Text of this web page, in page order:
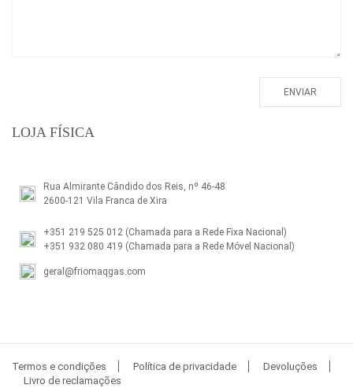
LOJA FÍSICA
Rua Almirante Cândido dos Reis, nº 46-48
2600-121 Vila Franca de Xira
+351 219 525 012 (Chamada para a Rede Fixa Nacional)
+351 932 080 419 (Chamada para a Rede Móvel Nacional)
geral@friomaqgas.com
Termos e condições Política de privacidade
Devoluções
Livro de reclamações